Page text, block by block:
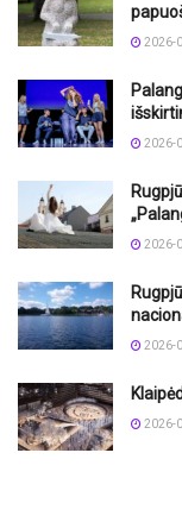
2026-
2026-
2026-
2026-
2026-